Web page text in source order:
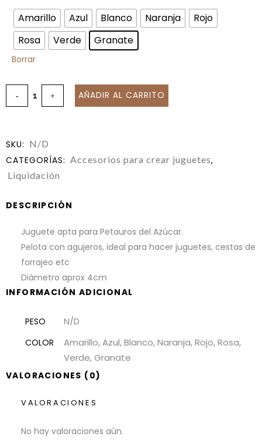
Amarillo Azul Blanco Naranja
Rojo
Rosa
Verde Granate
Borrar
AÑADIR AL CARRITO
SKU: N/D
CATEGORÍAS: Accesorios para crear juguetes,
Liquidación
DESCRIPCIÓN
Juguete apta para Petauros del Azúcar.
Pelota con agujeros, ideal para hacer juguetes, cestas de
forrajeo etc
Diámetro aprox 4cm
INFORMACIÓN ADICIONAL
PESO N/D
COLOR
Amarillo, Azul, Blanco, Naranja, Rojo, Rosa,
Verde, Granate
VALORACIONES (0)
VALORACIONES
No hay valoraciones aún.